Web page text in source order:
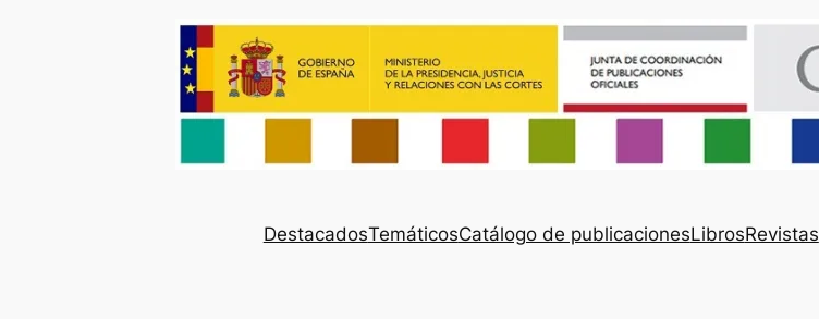
DestacadosTemáticosCatálogo de publicacionesLibrosRevistas